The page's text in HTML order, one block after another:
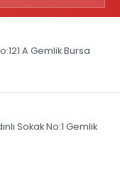
A Gemlik Bursa
Sokak No:1 Gemlik